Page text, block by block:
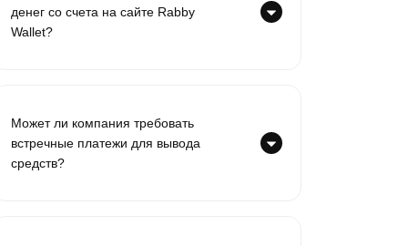
денег со счета на сайте Rabby
Wallet?
Может ли компания требовать
встречные платежи для вывода
средств?